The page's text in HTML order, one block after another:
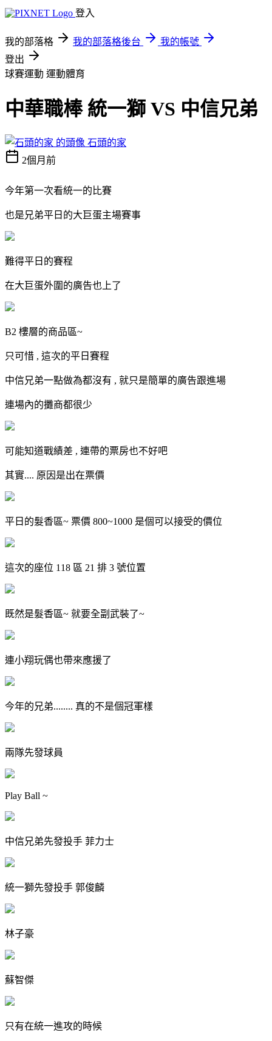
登入
我的部落格 我的部落格後台
我的帳號
登出
球賽運動 運動體育
中華職棒 統一獅 VS 中信兄弟
石頭的家
2個月前
今年第一次看統一的比賽
也是兄弟平日的大巨蛋主場賽事
難得平日的賽程
在大巨蛋外圍的廣告也上了
B2 樓層的商品區~
只可惜 , 這次的平日賽程
中信兄弟一點做為都沒有 , 就只是簡單的廣告跟進場
連場內的攤商都很少
可能知道戰績差 , 連帶的票房也不好吧
其實.... 原因是出在票價
平日的髮香區~ 票價 800~1000 是個可以接受的價位
這次的座位 118 區 21 排 3 號位置
既然是髮香區~ 就要全副武裝了~
連小翔玩偶也帶來應援了
今年的兄弟........ 真的不是個冠軍樣
兩隊先發球員
Play Ball ~
中信兄弟先發投手 菲力士
統一獅先發投手 郭俊麟
林子豪
蘇智傑
只有在統一進攻的時候